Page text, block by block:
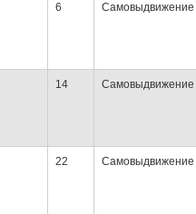
6 Самовыдвижение
14 Самовыдвижение
22 Самовыдвижение